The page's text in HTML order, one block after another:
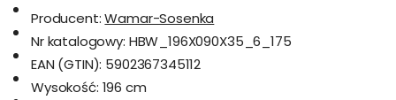
Producent: Wamar-Sosenka
Nr katalogowy: HBW_196X090X35_6_175
EAN (GTIN): 5902367345112
Wysokość: 196 cm